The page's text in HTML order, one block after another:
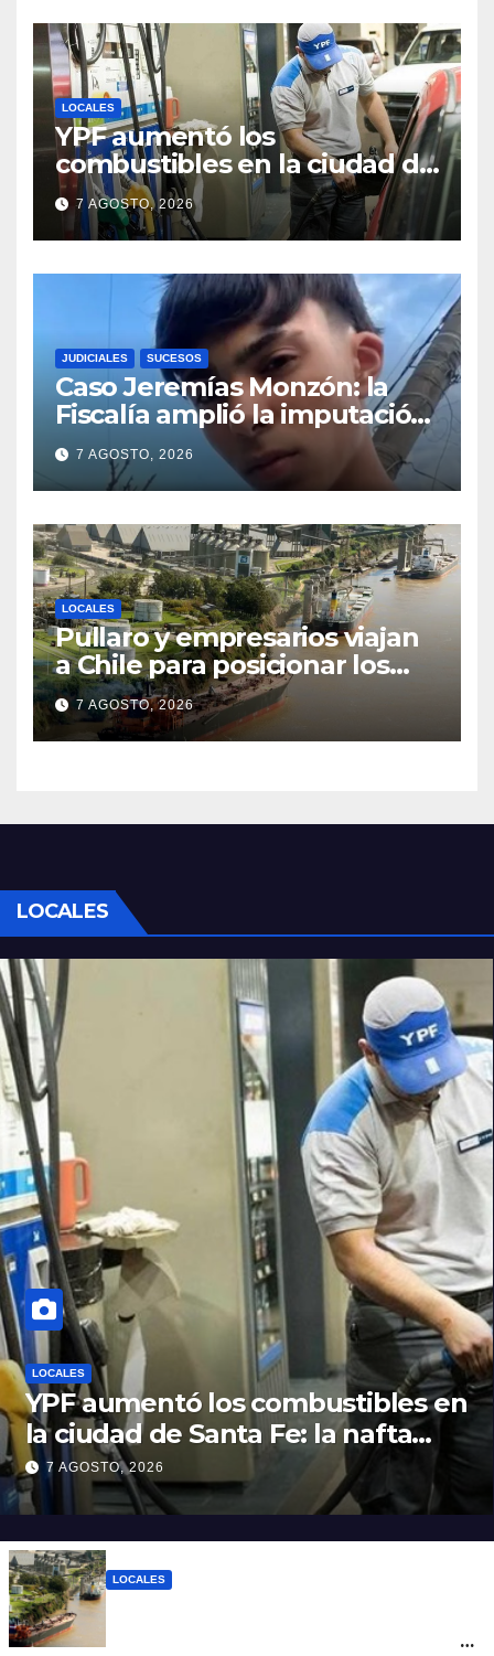
LOCALES
YPF aumentó los
combustibles en la ciudad de
Santa Fe: la nafta súper
superó los $2.100 y llenar el
tanque cuesta más de
$94.000
7 AGOSTO, 2026
JUDICIALES SUCESOS
Caso Jeremías Monzón: la
Fiscalía amplió la imputación
contra la menor acusada del
crimen y la causa se
encamina al juicio por jurados
7 AGOSTO, 2026
LOCALES
Pullaro y empresarios viajan
a Chile para posicionar los
puertos del sur de Santa Fe
como salida para las
exportaciones mineras
7 AGOSTO, 2026
LOCALES
LOCALES
YPF aumentó los combustibles en
la ciudad de Santa Fe: la nafta
súper superó los $2.100 y llenar el
tanque cuesta más de $94.000
7 AGOSTO, 2026
LOCALES
posicionar los puertos del sur de Santa Fe